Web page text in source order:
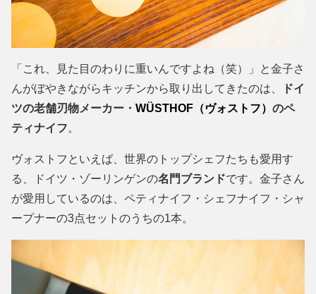
「これ、見た目のわりに重いんですよね（笑）」と金子さ
んがぼやきながらキッチンから取り出してきたのは、
ドイ
ツの老舗刃物メーカー・ WÜSTHOF（ヴォストフ） のペ
ティナイフ。
ヴォストフといえば、世界のトップシェフたちも愛用す
る、ドイツ・ゾーリンゲンの名門ブランドです。金子さん
が愛用しているのは、ペティナイフ・シェフナイフ・シャ
ープナーの3点セットのうちの1本。